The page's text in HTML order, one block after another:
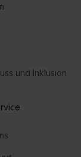
und Inklusion